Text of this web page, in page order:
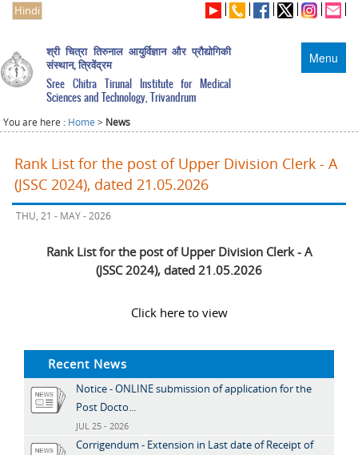
Hindi
Menu
श्री चित्रा तिरुनाल आयुर्विज्ञान और प्रौद्योगिकी
संस्थान, त्रिवेंद्रम
Sree Chitra Tirunal Institute for Medical
Sciences and Technology, Trivandrum
You are here : Home > News
Rank List for the post of Upper Division Clerk - A
(JSSC 2024), dated 21.05.2026
THU, 21 - MAY - 2026
Rank List for the post of Upper Division Clerk - A
(JSSC 2024), dated 21.05.2026
Click here to view
Recent News
Notice - ONLINE submission of application for the
Post Docto...
JUL 25 - 2026
Corrigendum - Extension in Last date of Receipt of